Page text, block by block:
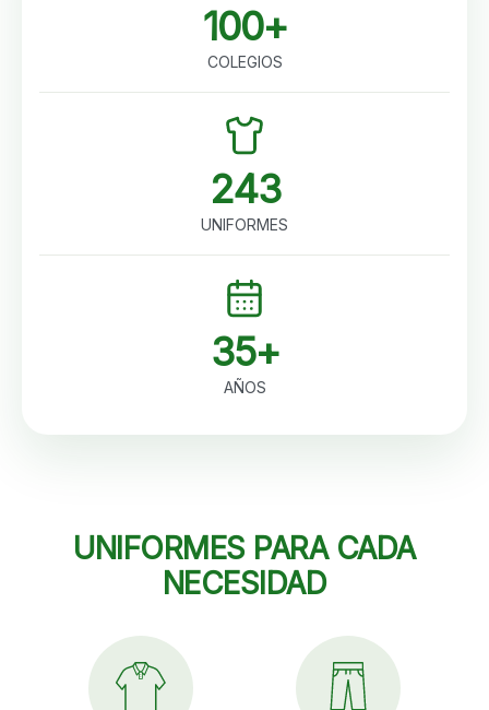
100+
COLEGIOS
243
UNIFORMES
35+
AÑOS
UNIFORMES PARA CADA
NECESIDAD